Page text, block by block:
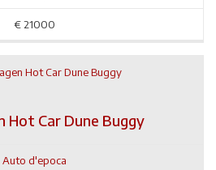
€ 21000
Hot Car Dune Buggy
Auto d'epoca